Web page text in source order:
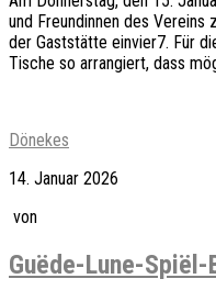
und Freundinnen des
der Gaststätte einvier7. Für
Tische so arrangiert, dass
Dönekes
14. Januar 2026
von
Guëde-Lune-Spiël-